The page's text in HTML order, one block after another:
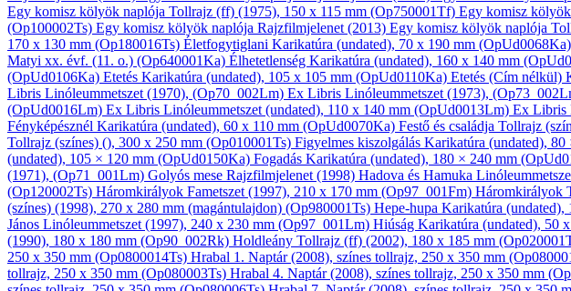
Egy komisz kölyök naplója Tollrajz (ff) (1975), 150 x 115 mm (Op750001Tf) Egy komisz
(Op100002Ts) Egy komisz kölyök naplója Rajzfilmjelenet (2013) Egy komisz kölyök naplója
170 x 130 mm (Op180016Ts) Életfogytiglani Karikatúra (undated), 70 x 190 mm (OpUd0068Ka)
Matyi xx. évf. (11. o.) (Op640001Ka) Élhetetlenség Karikatúra (undated), 160 x 140 mm
(OpUd0106Ka) Etetés Karikatúra (undated), 105 x 105 mm (OpUd0110Ka) Etetés (Cím nélkül)
Libris Linóleum­metszet (1970), (Op70_002Lm) Ex Libris Linóleum­metszet (1973),
(OpUd0016Lm) Ex Libris Linóleum­metszet (undated), 110 x 140 mm (OpUd0013Lm) Ex Libris
Fényképésznél Karikatúra (undated), 60 x 110 mm (OpUd0070Ka) Festő és családja Tollrajz
Tollrajz (színes) (), 300 x 250 mm (Op010001Ts) Figyelmes kiszolgálás Karikatúra (undated),
(undated), 105 × 120 mm (OpUd0150Ka) Fogadás Karikatúra (undated), 180 × 240 mm
(1971), (Op71_001Lm) Golyós mese Rajzfilmjelenet (1998) Hadova és Hamuka
(Op120002Ts) Háromkirályok Fametszet (1997), 210 x 170 mm (Op97_001Fm) Háromkirályok
(színes) (1998), 270 x 280 mm (magántulajdon) (Op980001Ts) Hepe-hupa Karikatúra (undated),
János Linóleum­metszet (1997), 240 x 230 mm (Op97_001Lm) Hiúság Karikatúra (undated), 50
(1990), 180 x 180 mm (Op90_002Rk) Holdleány Tollrajz (ff) (2002), 180 x 185 mm
250 x 350 mm (Op0800014Ts) Hrabal 1. Naptár(2008), színes tollrajz, 250 x 350 mm
tollrajz, 250 x 350 mm (Op080003Ts) Hrabal 4. Naptár(2008), színes tollrajz, 250 x 350 mm